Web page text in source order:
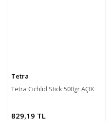
Tetra
Tetra Cichlid Stick 500gr AÇIK
829,19 TL